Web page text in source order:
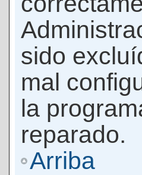
sido
mal
la
reparado.
Arriba